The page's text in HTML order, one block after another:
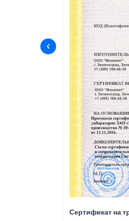
Сертификат на